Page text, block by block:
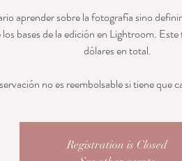
aprender sobre la fotografía sino
bases de la edición en Lightroom.
dólares en total.
no es reembolsable si tiene que
Registration is Closed